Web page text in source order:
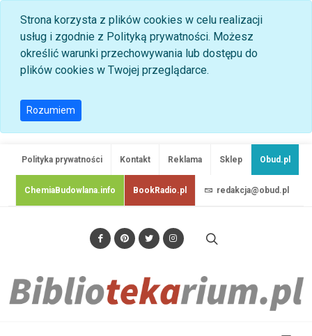
Strona korzysta z plików cookies w celu realizacji
usług i zgodnie z Polityką prywatności. Możesz
określić warunki przechowywania lub dostępu do
plików cookies w Twojej przeglądarce.
Rozumiem
Polityka prywatności Kontakt Reklama Sklep Obud.pl
ChemiaBudowlana.info BookRadio.pl redakcja@obud.pl